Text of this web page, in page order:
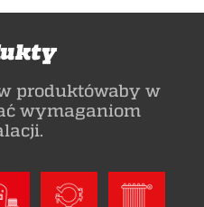
produktówaby w
wymaganiom